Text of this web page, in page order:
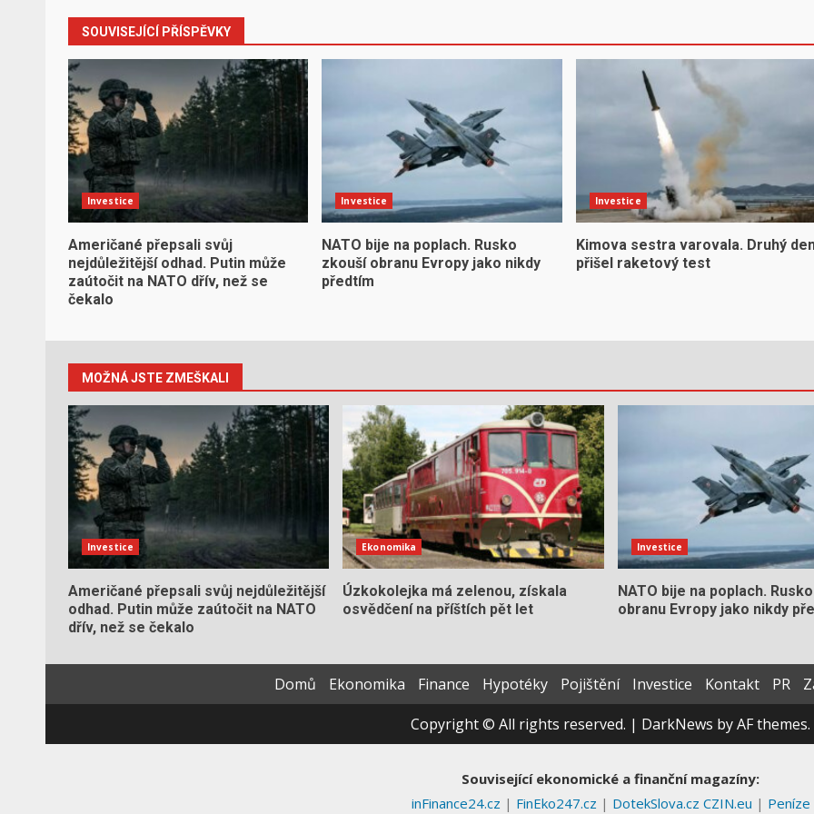
SOUVISEJÍCÍ PŘÍSPĚVKY
Investice
Američané přepsali svůj
nejdůležitější odhad. Putin může
zaútočit na NATO dřív, než se
čekalo
Investice
NATO bije na poplach. Rusko
zkouší obranu Evropy jako nikdy
předtím
Investice
Kimova sestra varovala. Druhý
přišel raketový test
MOŽNÁ JSTE ZMEŠKALI
Investice
Američané přepsali svůj nejdůležitější
odhad. Putin může zaútočit na NATO
dřív, než se čekalo
Ekonomika
Úzkokolejka má zelenou, získala
osvědčení na příštích pět let
Investice
NATO bije na poplach.
obranu Evropy jako nikdy
Domů Ekonomika Finance Hypotéky Pojištění Investice Kontakt PR
Copyright © All rights reserved. | DarkNews by AF themes.
Související ekonomické a finanční magazíny:
inFinance24.cz | FinEko247.cz | DotekSlova.cz CZIN.eu | Peníze